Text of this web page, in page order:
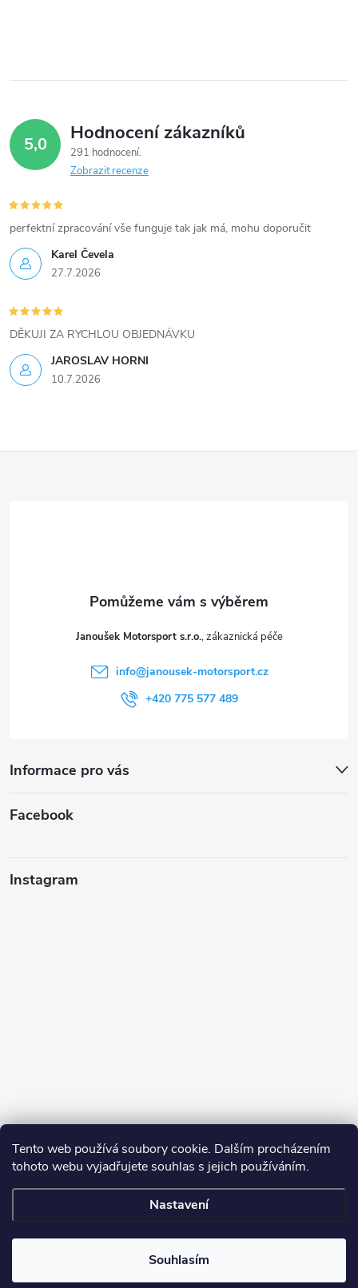
Tento web používá soubory cookie. Dalším procházením
tohoto webu vyjadřujete souhlas s jejich používáním.
Nastavení
Souhlasím
k
v
ý
p
i
s
u
5,0 Hodnocení zákazníků
291 hodnocení
Zobrazit recenze
Karel Čevela
27.7.2026
perfektní zpracování vše funguje tak jak má, mohu doporučit
JAROSLAV HORNI
10.7.2026
DĚKUJI ZA RYCHLOU OBJEDNÁVKU
Janoušek Motorsport s.r.o.
info@janousek-motorsport.cz
+420 775 577 489
Informace pro vás
Facebook
Instagram
Sledovat na Instagramu
práva vyhrazena.Upravit nastavení cookies